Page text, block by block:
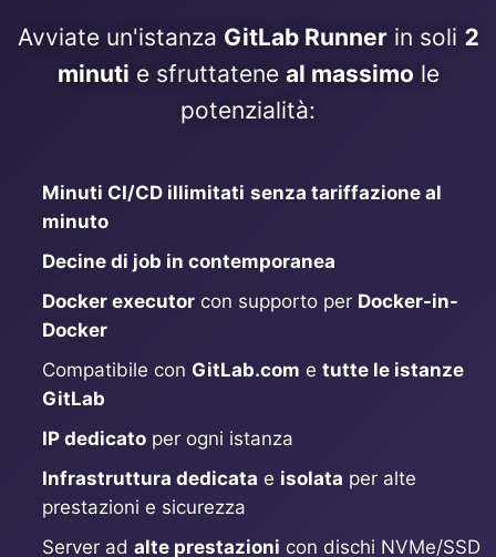
ChatWoot
ClickHouse
Code-Hero
Directus
Docker
Elasticsearch
GitLab Runner
Avviate un'istanza GitLab Runnerin soli 2
minuti e sfruttatene al massimo le
potenzialità:
Minuti CI/CD illimitati senza tariffazione al
minuto
Decine di job in contemporanea
Docker executor con supporto per Docker-in-
Docker
Compatibile con GitLab.com e tutte le istanze
GitLab
IP dedicato per ogni istanza
Infrastruttura dedicata e isolata per alte
prestazioni e sicurezza
Server ad alte prestazioni con dischi NVMe/SSD